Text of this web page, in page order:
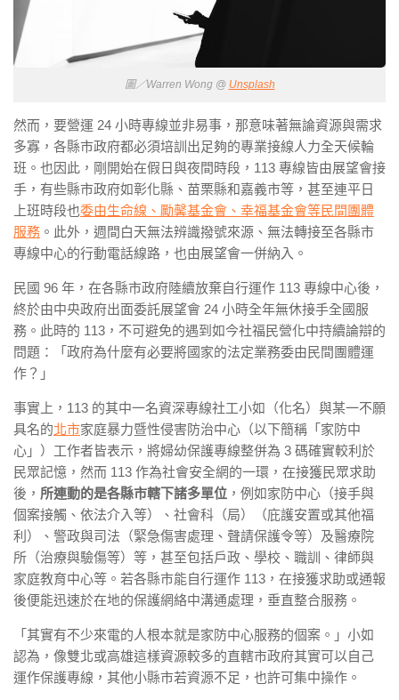
圖／Warren Wong @ Unsplash
然而，要營運 24 小時專線並非易事，那意味著無論資源與需求
多寡，各縣市政府都必須培訓出足夠的專業接線人力全天候輪
班。也因此，剛開始在假日與夜間時段，113 專線皆由展望會接
手，有些縣市政府如彰化縣、苗栗縣和嘉義市等，甚至連平日
上班時段也委由生命線、勵馨基金會、幸福基金會等民間團體
服務 。此外，週間白天無法辨識撥號來源、無法轉接至各縣市
專線中心的行動電話線路，也由展望會一併納入。
民國 96 年，在各縣市政府陸續放棄自行運作 113 專線中心後，
終於由中央政府出面委託展望會 24 小時全年無休接手全國服
務。此時的 113，不可避免的遇到如今社福民營化中持續論辯的
問題：
「政府為什麼有必要將國家的法定業務委由民間團體運
作？」
事實上，113 的其中一名資深專線社工小如（化名）與某一不願
具名的北市家庭暴力暨性侵害防治中心（以下簡稱「家防中
心」） 工作者皆表示，將婦幼保護專線整併為 3 碼確實較利於
民眾記憶，然而 113 作為社會安全網的一環，在接獲民眾求助
後， 所連動的是各縣市轄下諸多單位 ，例如家防中心（接手與
個案接觸、依法介入等）、社會科（局）（庇護安置或其他福
利）、警政與司法（緊急傷害處理、聲請保護令等）及醫療院
所（治療與驗傷等）等，甚至包括戶政、學校、職訓、律師與
家庭教育中心等。若各縣市能自行運作 113，在接獲求助或通報
後便能迅速於在地的保護網絡中溝通處理，垂直整合服務。
「其實有不少來電的人根本就是家防中心服務的個案。」小如
認為，像雙北或高雄這樣資源較多的直轄市政府其實可以自己
運作保護專線，其他小縣市若資源不足，也許可集中操作。